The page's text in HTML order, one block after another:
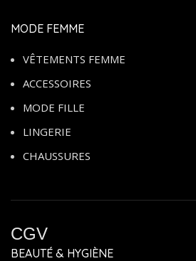
MODE FEMME
VÊTEMENTS FEMME
ACCESSOIRES
MODE FILLE
LINGERIE
CHAUSSURES
CGV
BEAUTÉ & HYGIÈNE